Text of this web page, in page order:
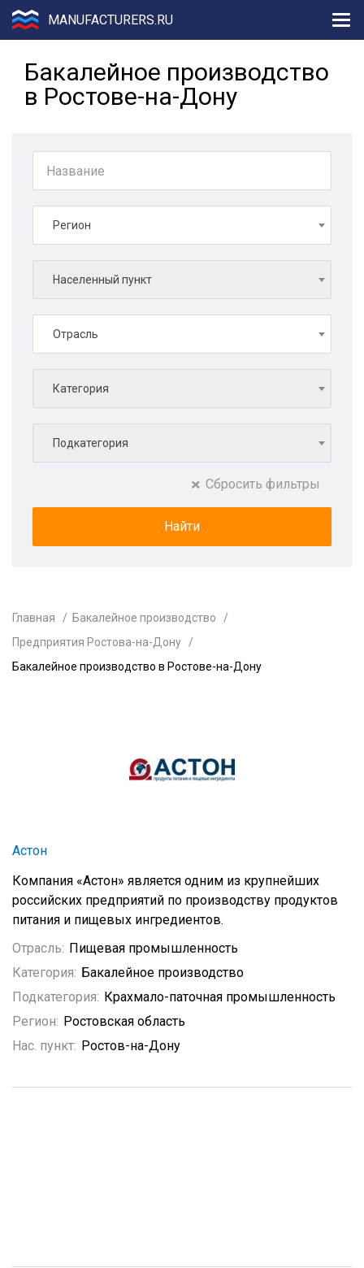
MANUFACTURERS.RU
Бакалейное производство
в Ростове-на-Дону
Регион
Населенный пункт
Отрасль
Категория
Подкатегория
Сбросить фильтры
Главная
Бакалейное производство
Предприятия Ростова-на-Дону
Бакалейное производство в Ростове-на-Дону
Астон
Компания «Астон» является одним из крупнейших
российских предприятий по производству продуктов
питания и пищевых ингредиентов.
Отрасль: Пищевая промышленность
Категория: Бакалейное производство
Подкатегория: Крахмало-паточная промышленность
Регион: Ростовская область
Нас. пункт: Ростов-на-Дону